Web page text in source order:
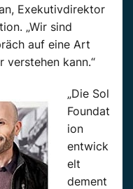
Exekutivdirektor
„Wir sind
auf eine Art
verstehen kann.“
„Die Sol
Foundat
ion
entwick
elt
dement